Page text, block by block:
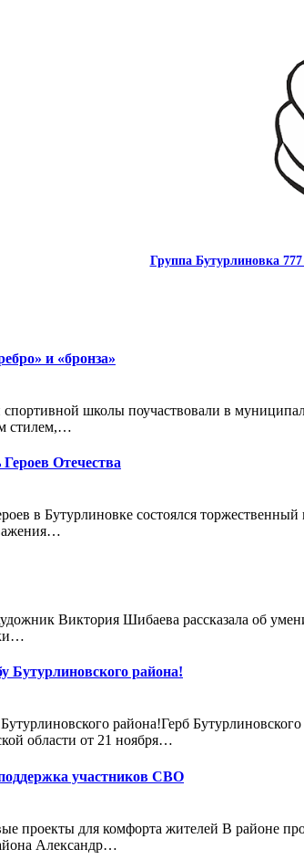
Группа Бутурлиновка
и «бронза»
школы поучаствовали в
стилем,…
Отечества
в Бутурлиновке состоялся
Виктория Шибаева рассказала об
Бутурлиновского района!
района!Герб
области от 21 ноября…
участников СВО
проекты для комфорта жителей В районе
Александр…